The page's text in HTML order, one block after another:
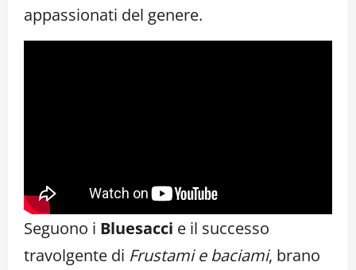
appassionati del genere.
Seguono i Bluesacci e il successo
travolgente di Frustami e baciami, brano